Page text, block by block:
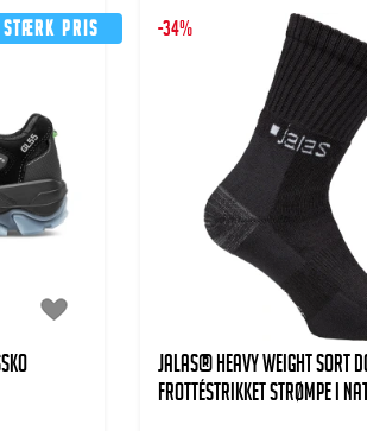
Stærk pris -34%
JALAS® Heavy weight Sort
frottéstrikket strømpe i